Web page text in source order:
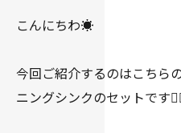
こんにちわ☀️
今回ご紹介するのはこちら
ニングシンクのセットです